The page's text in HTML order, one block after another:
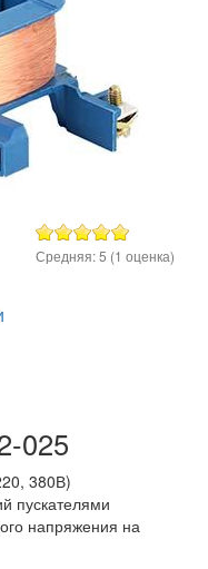
Средняя:5 (1 оценка)
025
380В)
пускателями
напряжения на